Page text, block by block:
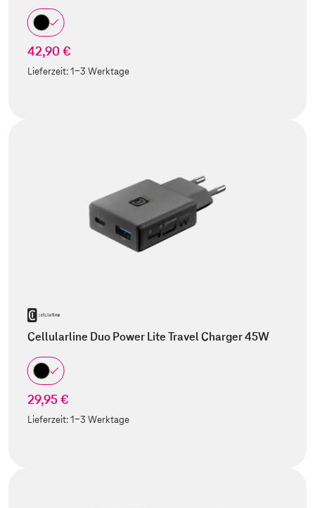
42,90 €
Lieferzeit:1-3 Werktage
Cellularline Duo Power Lite Travel Charger 45W
29,95 €
Lieferzeit:1-3 Werktage